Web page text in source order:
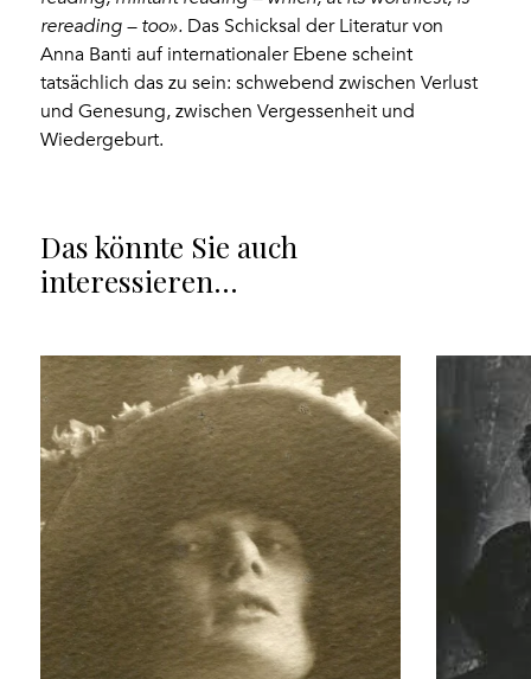
rereading – too». Das Schicksal der Literatur von
Anna Banti auf internationaler Ebene scheint
tatsächlich das zu sein: schwebend zwischen Verlust
und Genesung, zwischen Vergessenheit und
Wiedergeburt.
Das könnte Sie auch
interessieren…